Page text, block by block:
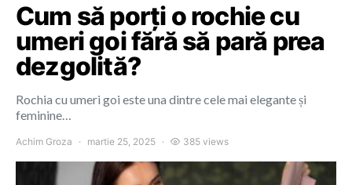
Cum să porți o rochie cu
umeri goi fără să pară prea
dezgolită?
Rochia cu umeri goi este una dintre cele mai elegante și
feminine…
Achim Groza martie 25, 2025 385 views